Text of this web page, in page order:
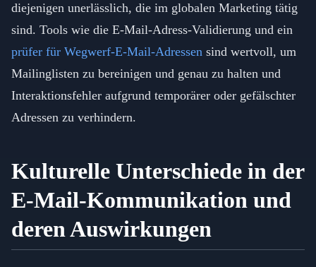
diejenigen unerlässlich, die im globalen Marketing tätig
sind. Tools wie die E-Mail-Adress-Validierung und ein
prüfer für Wegwerf-E-Mail-Adressen sind wertvoll, um
Mailinglisten zu bereinigen und genau zu halten und
Interaktionsfehler aufgrund temporärer oder gefälschter
Adressen zu verhindern.
Kulturelle Unterschiede in der
E-Mail-Kommunikation und
deren Auswirkungen